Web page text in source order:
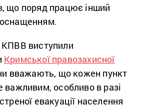
що поряд працює інший
КПВВ виступили
Кримської правозахисної
вважають, що кожен пункт
важливим, особливо в разі
евакуації населення